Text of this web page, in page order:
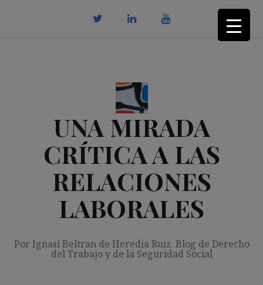
UNA MIRADA
CRÍTICA A LAS
RELACIONES
LABORALES
Por Ignasi Beltran de Heredia Ruiz. Blog de Derecho
del Trabajo y de la Seguridad Social